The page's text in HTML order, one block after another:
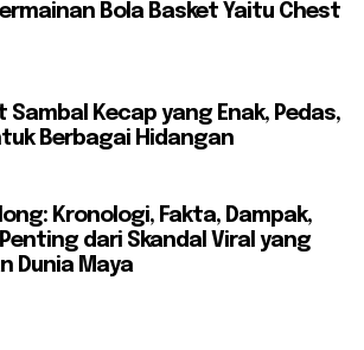
Bola Basket Yaitu Chest
Sambal Kecap yang Enak, Pedas,
Berbagai Hidangan
Kronologi, Fakta, Dampak,
dari Skandal Viral yang
Dunia Maya